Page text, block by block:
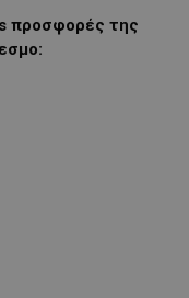
προσφορές της